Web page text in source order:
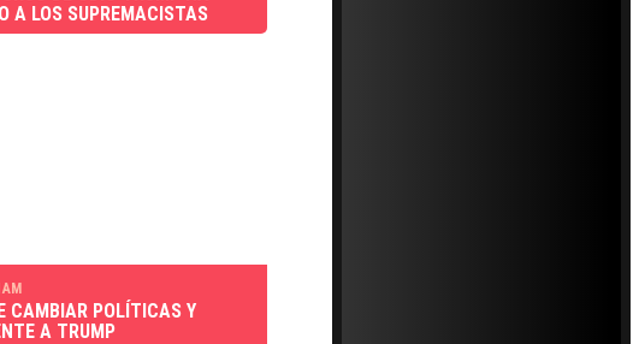
A LOS SUPREMACISTAS
CAMBIAR POLÍTICAS Y
A TRUMP